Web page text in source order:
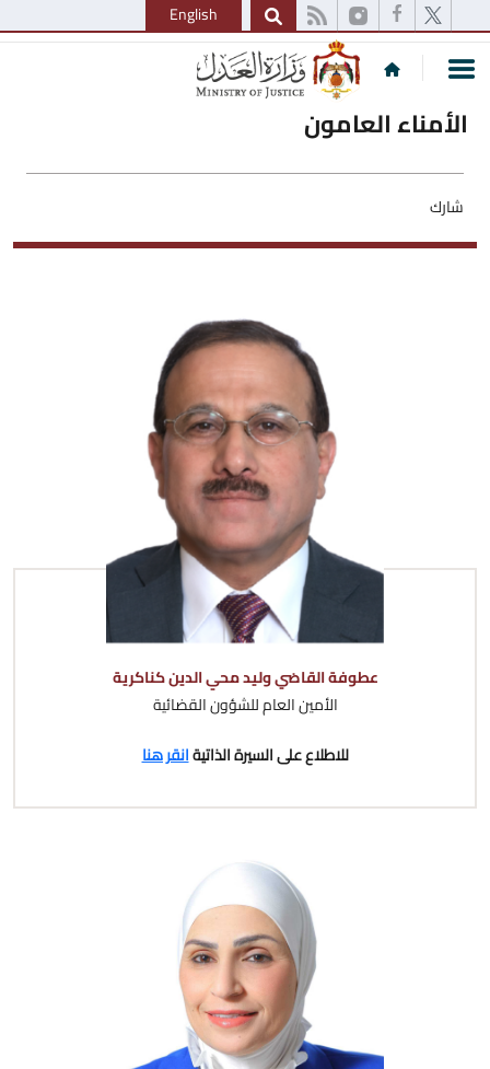
English
الأمناء العامون
شارك
عطوفة القاضي وليد محي الدين كناكرية
الأمين العام للشؤون القضائية
للاطلاع على السيرة الذاتيةانقر هنا